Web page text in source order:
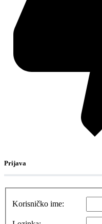
Prijava
Korisničko ime: